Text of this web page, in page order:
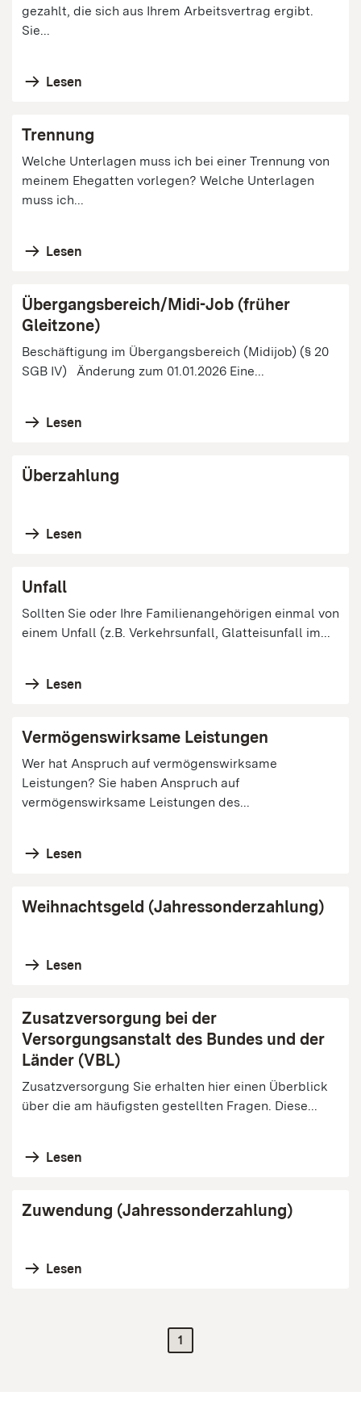
gezahlt, die sich aus Ihrem Arbeitsvertrag ergibt.
Sie...
Lesen
Trennung
Welche Unterlagen muss ich bei einer Trennung von
meinem Ehegatten vorlegen? Welche Unterlagen
muss ich...
Lesen
Übergangsbereich/Midi-Job (früher
Gleitzone)
Beschäftigung im Übergangsbereich (Midijob) (§ 20
SGB IV) Änderung zum 01.01.2026 Eine...
Lesen
Überzahlung
Lesen
Unfall
Sollten Sie oder Ihre Familienangehörigen einmal von
einem Unfall (z.B. Verkehrsunfall, Glatteisunfall im...
Lesen
Vermögenswirksame Leistungen
Wer hat Anspruch auf vermögenswirksame
Leistungen? Sie haben Anspruch auf
vermögenswirksame Leistungen des...
Lesen
Weihnachtsgeld (Jahressonderzahlung)
Lesen
Zusatzversorgung bei der
Versorgungsanstalt des Bundes und der
Länder (VBL)
Zusatzversorgung Sie erhalten hier einen Überblick
über die am häufigsten gestellten Fragen. Diese...
Lesen
Zuwendung (Jahressonderzahlung)
Lesen
1